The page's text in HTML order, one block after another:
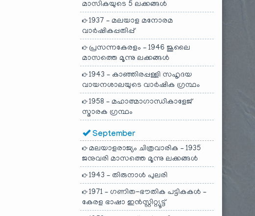
മാസികയുടെ 5 ലക്കങ്ങൾ
1937 – മലയാള മനോരമ
വാർഷികപ്പതിപ്പ്
പ്രസന്നകേരളം – 1946 ജൂലൈ
മാസത്തെ മൂന്നു ലക്കങ്ങൾ
1943 – കാഞ്ഞിരപ്പള്ളി സഹൃദയ
വായനശാലയുടെ വാർഷിക ഗ്രന്ഥം
1958 – മഹാത്മാഗാന്ധികാളേജ്
സ്മാരക ഗ്രന്ഥം
September
മലയാളരാജ്യം ചിത്രവാരിക – 1935
ജനുവരി മാസത്തെ മൂന്നു ലക്കങ്ങൾ
1943 – തിരുനാൾ പുലരി
1971 – ഗണിത-ഭൗതിക പട്ടികകൾ –
കേരള ഭാഷാ ഇൻസ്റ്റിറ്റ്യൂട്ട്